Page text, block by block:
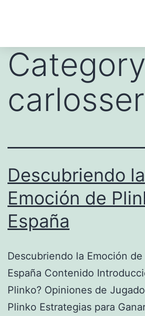
Descubriendo la
Emoción de
España
Descubriendo la Emoción
España Contenido
Plinko? Opiniones de
Plinko Estrategias para